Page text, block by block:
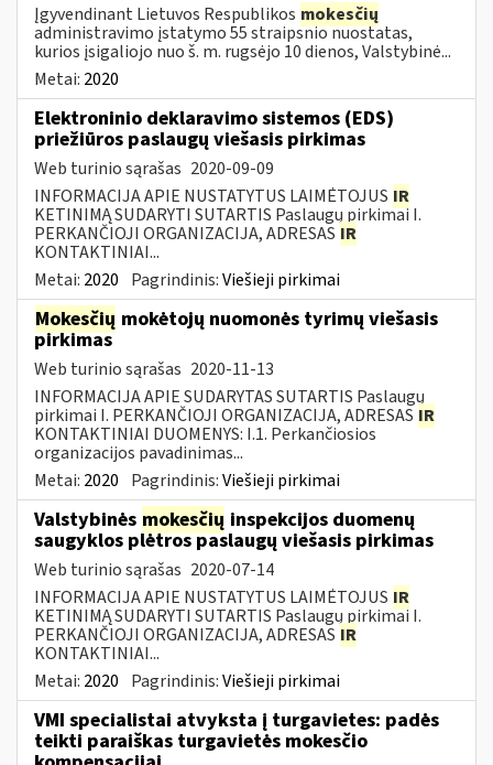
Įgyvendinant Lietuvos Respublikos mokesčių
administravimo įstatymo 55 straipsnio nuostatas,
kurios įsigaliojo nuo š. m. rugsėjo 10 dienos, Valstybinė...
Metai: 2020
Elektroninio deklaravimo sistemos (EDS)
priežiūros paslaugų viešasis pirkimas
Web turinio sąrašas 2020-09-09
INFORMACIJA APIE NUSTATYTUS LAIMĖTOJUS IR
KETINIMĄ SUDARYTI SUTARTIS Paslaugų pirkimai I.
PERKANČIOJI ORGANIZACIJA, ADRESAS IR
KONTAKTINIAI...
Metai: 2020 Pagrindinis:Viešieji pirkimai
Mokesčių mokėtojų nuomonės tyrimų viešasis
pirkimas
Web turinio sąrašas 2020-11-13
INFORMACIJA APIE SUDARYTAS SUTARTIS Paslaugų
pirkimai I. PERKANČIOJI ORGANIZACIJA, ADRESAS IR
KONTAKTINIAI DUOMENYS: I.1. Perkančiosios
organizacijos pavadinimas...
Metai: 2020 Pagrindinis:Viešieji pirkimai
Valstybinės mokesčių inspekcijos duomenų
saugyklos plėtros paslaugų viešasis pirkimas
Web turinio sąrašas 2020-07-14
INFORMACIJA APIE NUSTATYTUS LAIMĖTOJUS IR
KETINIMĄ SUDARYTI SUTARTIS Paslaugų pirkimai I.
PERKANČIOJI ORGANIZACIJA, ADRESAS IR
KONTAKTINIAI...
Metai: 2020 Pagrindinis:Viešieji pirkimai
VMI specialistai atvyksta į turgavietes: padės
teikti paraiškas turgavietės mokesčio